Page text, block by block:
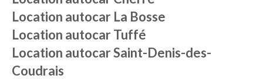
Location autocar La Bosse
Location autocarTuffé
Location autocarSaint-Denis-des-
Coudrais